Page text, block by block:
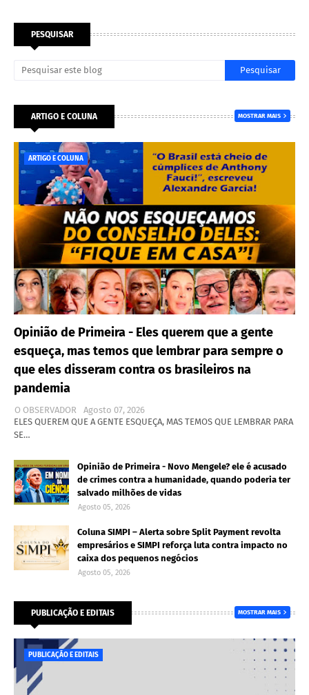
PESQUISAR
ARTIGO E COLUNA MOSTRAR MAIS
ARTIGO E COLUNA
Opinião de Primeira - Eles querem que a gente
esqueça, mas temos que lembrar para sempre o
que eles disseram contra os brasileiros na
pandemia
O OBSERVADOR
Agosto 07, 2026
ELES QUEREM QUE A GENTE ESQUEÇA, MAS TEMOS QUE LEMBRAR PARA
SE…
Opinião de Primeira - Novo Mengele? ele é acusado
de crimes contra a humanidade, quando poderia ter
salvado milhões de vidas
Agosto 05, 2026
Coluna SIMPI – Alerta sobre Split Payment revolta
empresários e SIMPI reforça luta contra impacto no
caixa dos pequenos negócios
Agosto 05, 2026
PUBLICAÇÃO E EDITAIS MOSTRAR MAIS
PUBLICAÇÃO E EDITAIS